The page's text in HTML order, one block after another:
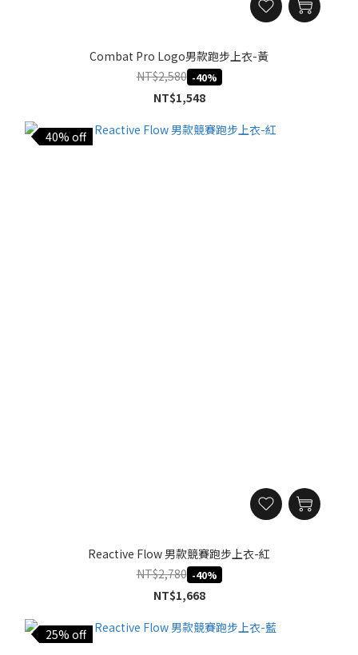
Combat Pro Logo男款跑步上衣-黃
NT$2,580 -40%
NT$1,548
40% off
Reactive Flow 男款競賽跑步上衣-紅
NT$2,780 -40%
NT$1,668
25% off